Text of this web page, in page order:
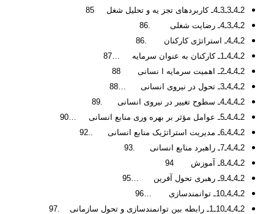
2ـ4ـ3ـ3ـ4ـ کاربردهای تجز یه و تحلیل شغل 85
2ـ4ـ3ـ4ـ رضایت شغلی .86
2ـ4ـ4ـ استراتژی کارکنان .86
2ـ4ـ4ـ1ـ کارکنان به عنوان سرمایه …87
2ـ4ـ4ـ2ـ اهمیت سرمایه ا نسانی 88
2ـ4ـ4ـ3ـ تحول در نیروی انسانی …88
2ـ4ـ4ـ4ـ سطوح تغییر در نیروی انسانی .89
2ـ4ـ4ـ5ـ عوامل مؤثر بر بهره ­وری منابع انسانی …90
2ـ4ـ4ـ6ـ مدیریت استراتژیک منابع انسانی ..92
2ـ4ـ4ـ7ـ راهبرد منابع انسانی .93
2ـ4ـ4ـ8ـ آموزش 94
2ـ4ـ4ـ9ـ رهبری تحول آفرین …95
2ـ4ـ4ـ10ـ توانمندسازی …96
2ـ4ـ4ـ10ـ1ـ رابطه بین توانمندسازی و تحول سازمانی .97